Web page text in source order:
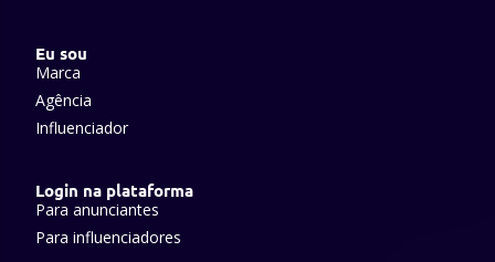
Eu sou
Marca
Agência
Influenciador
Login na plataforma
Para anunciantes
Para influenciadores